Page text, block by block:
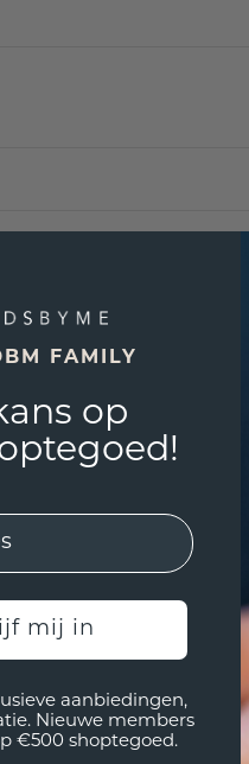
FAMILY
op
mij in
aanbiedingen,
Nieuwe members
€500 shoptegoed.